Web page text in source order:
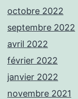
octobre 2022
septembre 2022
avril 2022
février 2022
janvier 2022
novembre 2021